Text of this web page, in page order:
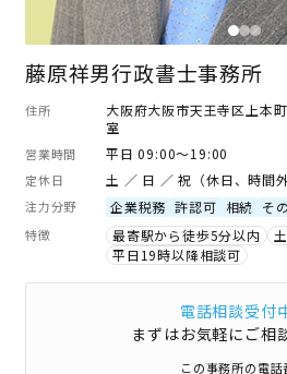
藤原祥男行政書士事務所
住所
大阪府大阪市天王寺区上本
室
営業時間 平日 09:00～19:00
定休日 土 ／ 日 ／ 祝（休日、時間
注力分野 企業税務 許認可 相続 そ
特徴 最寄駅から徒歩5分以内
平日19時以降相談可
電話相談受付
まずはお気軽にご相
この事務所の電話